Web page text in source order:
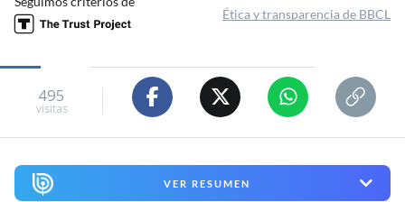
Ética y transparencia de BBCL
495
visitas
VER RESUMEN